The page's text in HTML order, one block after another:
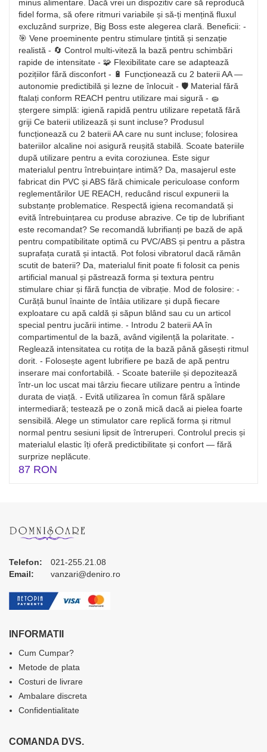
minus alimentare. Dacă vrei un dispozitiv care să reproducă
fidel forma, să ofere ritmuri variabile și să-ți mențină fluxul
excluzând surprize, Big Boss este alegerea clară. Beneficii: -
🎯 Vene proeminente pentru stimulare țintită și senzație
realistă - 🔄 Control multi-viteză la bază pentru schimbări
rapide de intensitate - 🧩 Flexibilitate care se adaptează
pozițiilor fără disconfort - 🔋 Funcționează cu 2 baterii AA —
autonomie predictibilă și lezne de înlocuit - 🛡️ Material fără
ftalați conform REACH pentru utilizare mai sigură - 🧽
ștergere simplă: igienă rapidă pentru utilizare repetată fără
griji Ce baterii utilizează și sunt incluse? Produsul
funcționează cu 2 baterii AA care nu sunt incluse; folosirea
bateriilor alcaline noi asigură reușită stabilă. Scoate bateriile
după utilizare pentru a evita coroziunea. Este sigur
materialul pentru întrebuințare intimă? Da, masajerul este
fabricat din PVC și ABS fără chimicale periculoase conform
reglementărilor UE REACH, reducând riscul expunerii la
substanțe problematice. Respectă igiena recomandată și
evită întrebuințarea cu produse abrazive. Ce tip de lubrifiant
este recomandat? Se recomandă lubrifianți pe bază de apă
pentru compatibilitate optimă cu PVC/ABS și pentru a păstra
suprafața curată și intactă. Pot folosi vibratorul dacă rămân
scutit de baterii? Da, materialul finit poate fi folosit ca penis
artificial manual și păstrează forma și textura pentru
stimulare chiar și fără funcția de vibrație. Mod de folosire: -
Curăță bunul înainte de întâia utilizare și după fiecare
exploatare cu apă caldă și săpun blând sau cu un articol
special pentru jucării intime. - Introdu 2 baterii AA în
compartimentul de la bază, având vigilență la polaritate. -
Reglează intensitatea cu rotița de la bază până găsești ritmul
dorit. - Folosește agent lubrifiere pe bază de apă pentru
inserare mai confortabilă. - Scoate bateriile și depozitează
într-un loc uscat mai târziu fiecare utilizare pentru a întinde
durata de viață. - Evită utilizarea în comun fără spălare
intermediară; testează pe o zonă mică dacă ai pielea foarte
sensibilă. Alege un stimulator care replică forma și ritmul
normal pentru sesiuni lipsit de întreruperi. Controlul precis și
materialul elastic îți oferă predictibilitate și confort — fără
surprize neplăcute.
87 RON
Telefon:
021-255.21.08
Email:
vanzari@deniro.ro
INFORMATII
Cum Cumpar?
Metode de plata
Costuri de livrare
Ambalare discreta
Confidentialitate
COMANDA DVS.